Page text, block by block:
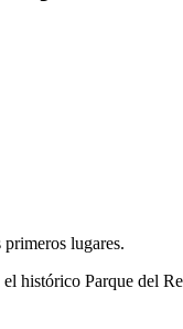
lugares.
histórico Parque del